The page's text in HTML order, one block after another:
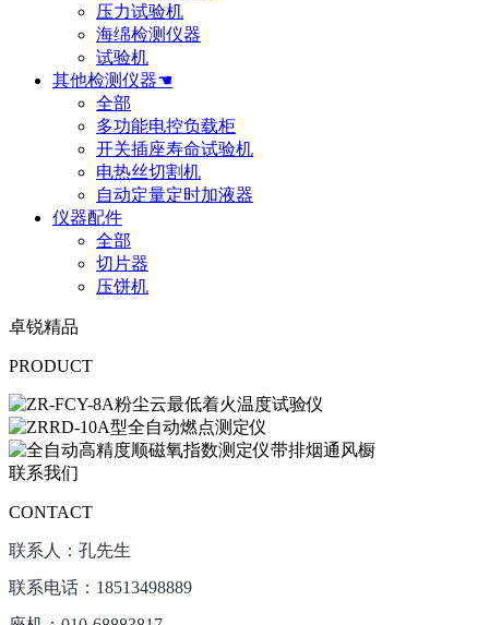
压力试验机
海绵检测仪器
试验机
其他检测仪器☚
全部
多功能电控负载柜
开关插座寿命试验机
电热丝切割机
自动定量定时加液器
仪器配件
全部
切片器
压饼机
卓锐精品
PRODUCT
联系我们
CONTACT
联系人：孔先生
联系电话：18513498889